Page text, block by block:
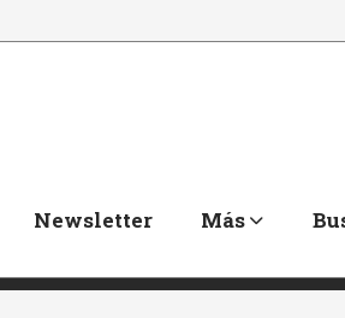
Newsletter Más